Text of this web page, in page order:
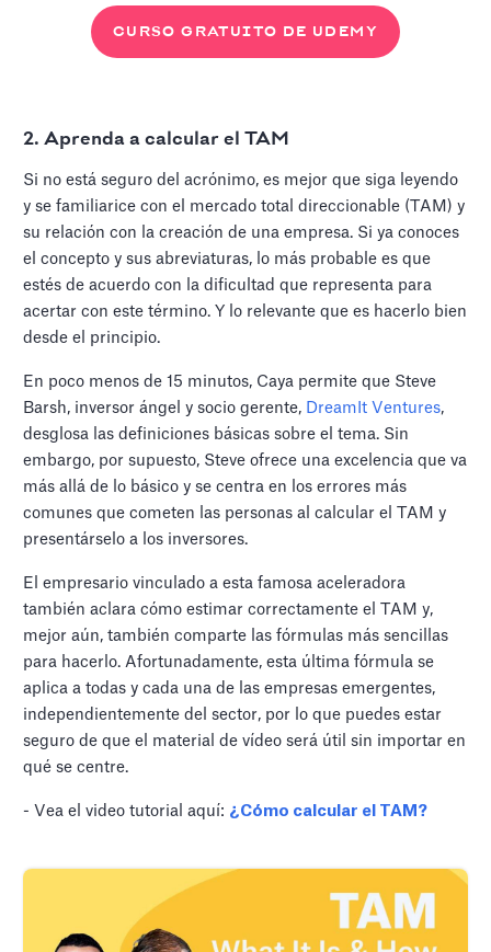
CURSO GRATUITO DE UDEMY
2. Aprenda a calcular el TAM
Si no está seguro del acrónimo, es mejor que siga leyendo
y se familiarice con el mercado total direccionable (TAM) y
su relación con la creación de una empresa. Si ya conoces
el concepto y sus abreviaturas, lo más probable es que
estés de acuerdo con la dificultad que representa para
acertar con este término. Y lo relevante que es hacerlo bien
desde el principio.
En poco menos de 15 minutos, Caya permite que Steve
Barsh, inversor ángel y socio gerente, DreamIt Ventures,
desglosa las definiciones básicas sobre el tema. Sin
embargo, por supuesto, Steve ofrece una excelencia que va
más allá de lo básico y se centra en los errores más
comunes que cometen las personas al calcular el TAM y
presentárselo a los inversores.
El empresario vinculado a esta famosa aceleradora
también aclara cómo estimar correctamente el TAM y,
mejor aún, también comparte las fórmulas más sencillas
para hacerlo. Afortunadamente, esta última fórmula se
aplica a todas y cada una de las empresas emergentes,
independientemente del sector, por lo que puedes estar
seguro de que el material de vídeo será útil sin importar en
qué se centre.
- Vea el video tutorial aquí: ¿Cómo calcular el TAM?